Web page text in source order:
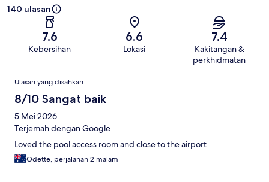
140 ulasan
7.6
Kebersihan
6.6
Lokasi
7.4
Kakitangan &
perkhidmatan
Ulasan
Ulasan yang disahkan
8/10 Sangat baik
5 Mei 2026
Terjemah dengan Google
Loved the pool access room and close to the airport
Odette, perjalanan 2 malam